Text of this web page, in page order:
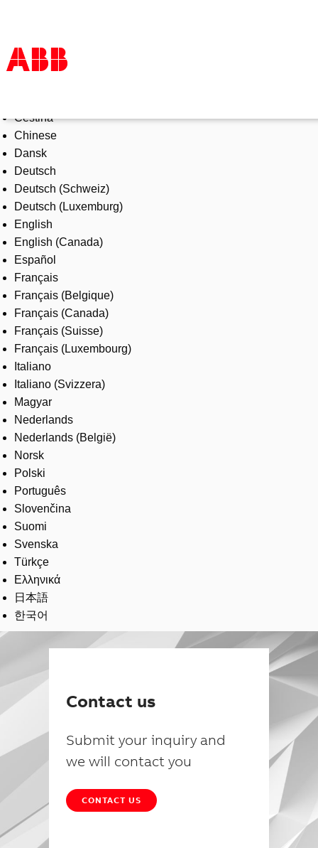
Products & Solutions
Industries
Services
About us
Where to buy
Contact us
Careers
Čeština
Chinese
Dansk
Deutsch
Deutsch (Schweiz)
Deutsch (Luxemburg)
English
English (Canada)
Español
Français
Français (Belgique)
Français (Canada)
Français (Suisse)
Français (Luxembourg)
Italiano
Italiano (Svizzera)
Magyar
Nederlands
Nederlands (België)
Norsk
Polski
Português
Slovenčina
Suomi
Svenska
Türkçe
Ελληνικά
日本語
한국어
Contact us
Submit your inquiry and
we will contact you
CONTACT US